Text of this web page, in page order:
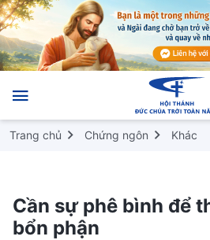
Trang chủ Chứng ngôn Khác
Cần sự phê bình để
bổn phận